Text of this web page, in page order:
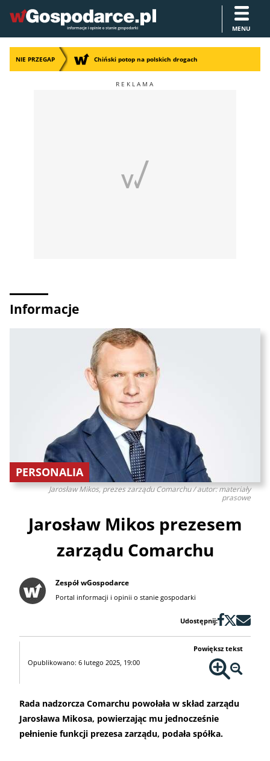
MENU
NIE PRZEGAP Chiński potop na polskich drogach
Informacje
Jarosław Mikos, prezes zarządu Comarchu / autor: materiały
prasowe
PERSONALIA
Jarosław Mikos prezesem
zarządu Comarchu
Zespół wGospodarce
Portal informacji i opinii o stanie gospodarki
Udostępnij:
Opublikowano: 6 lutego 2025, 19:00
Powiększ tekst
Rada nadzorcza Comarchu powołała w skład zarządu
Jarosława Mikosa, powierzając mu jednocześnie
pełnienie funkcji prezesa zarządu, podała spółka.